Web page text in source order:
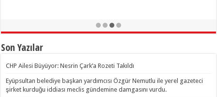
Son Yazılar
CHP Ailesi Büyüyor: Nesrin Çark’a Rozeti Takıldı
Eyüpsultan belediye başkan yardımcısı Özgür Nemutlu ile yerel gazeteci
şirket kurduğu iddiası meclis gündemine damgasını vurdu.